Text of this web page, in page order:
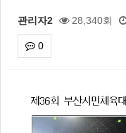
관리자2 28,340회
0